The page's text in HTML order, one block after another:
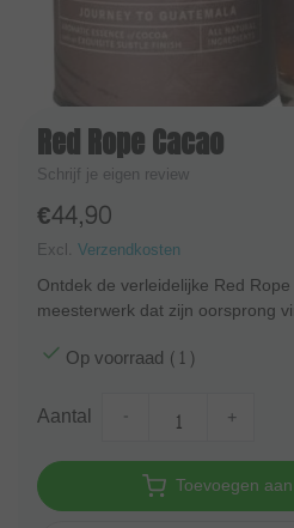
Red Rope Cacao
Schrijf je eigen review
€44,90
Excl. Verzendkosten
Ontdek de verleidelijke Red
meesterwerk dat zijn oorsprong
Op voorraad (1)
Aantal +
Toevoegen